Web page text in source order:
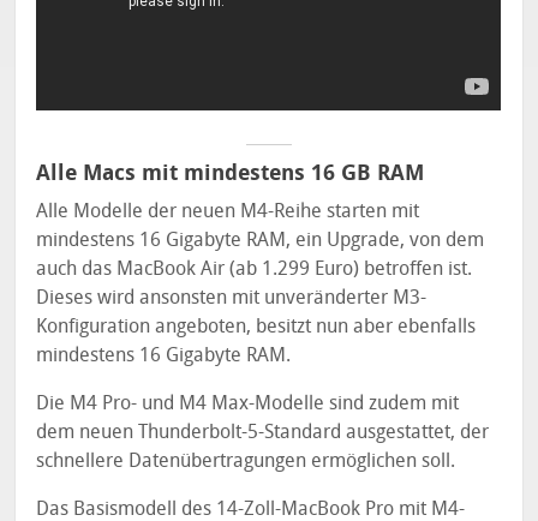
Alle Macs mit mindestens 16 GB RAM
Alle Modelle der neuen M4-Reihe starten mit
mindestens 16 Gigabyte RAM, ein Upgrade, von dem
auch das MacBook Air (ab 1.299 Euro) betroffen ist.
Dieses wird ansonsten mit unveränderter M3-
Konfiguration angeboten, besitzt nun aber ebenfalls
mindestens 16 Gigabyte RAM.
Die M4 Pro- und M4 Max-Modelle sind zudem mit
dem neuen Thunderbolt-5-Standard ausgestattet, der
schnellere Datenübertragungen ermöglichen soll.
Das Basismodell des 14-Zoll-MacBook Pro mit M4-